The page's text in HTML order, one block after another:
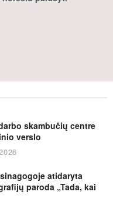
skambučių centre
verslo
atidaryta
paroda „Tada, kai